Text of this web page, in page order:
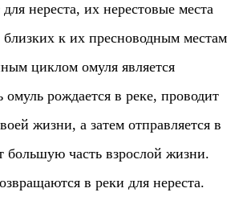
нереста, их нерестовые места
близких к их пресноводным местам
циклом омуля является
омуль рождается в реке, проводит
жизни, а затем отправляется в
большую часть взрослой жизни.
в реки для нереста.